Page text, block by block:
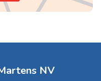
NV